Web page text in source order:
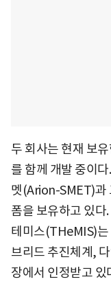
두 회사는 현재 보
를 함께 개발 중이
멧(Arion-SMET)과
폼을 보유하고 있다
테미스(THeMIS)는
브리드 추진체계,
장에서 인정받고 있